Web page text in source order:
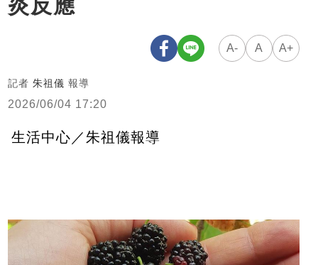
炎反應
A- A A+
記者 朱祖儀 報導
2026/06/04 17:20
生活中心／朱祖儀報導